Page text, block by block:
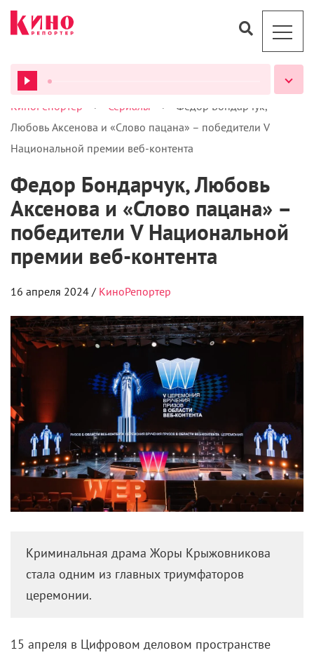
ВСЕ ПОДКАСТЫ
КиноРепортер > Сериалы >
Федор Бондарчук,
Любовь Аксенова и «Слово пацана» – победители V
Национальной премии веб-контента
Федор Бондарчук, Любовь
Аксенова и «Слово пацана» –
победители V Национальной
премии веб-контента
16 апреля 2024 / КиноРепортер
Криминальная драма Жоры Крыжовникова
стала одним из главных триумфаторов
церемонии.
15 апреля в Цифровом деловом пространстве